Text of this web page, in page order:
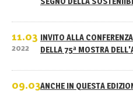
11.03
2022
INVITO ALLA
DELLA 75ª MOSTRA
09.03ANCHE IN QUESTA